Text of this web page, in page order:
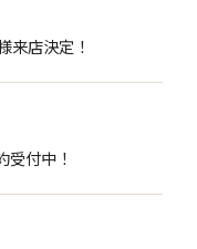
来店決定！
受付中！